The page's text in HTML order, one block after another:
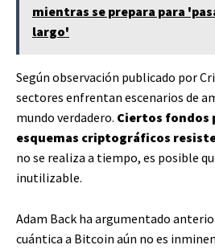
mientras se prepara para
largo'
Según observación publicado por
sectores enfrentan escenarios de
mundo verdadero. Ciertos fondos
esquemas criptográficos
no se realiza a tiempo, es posible
inutilizable.
Adam Back ha argumentado
cuántica a Bitcoin aún no es